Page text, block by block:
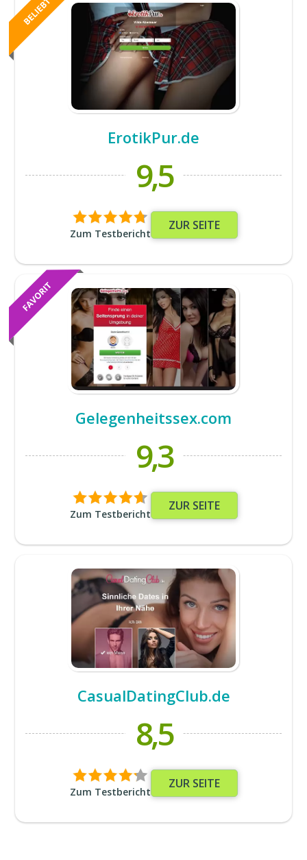
ErotikPur.de
9,5
Zum Testbericht
ZUR SEITE
Gelegenheitssex.com
9,3
Zum Testbericht
ZUR SEITE
CasualDatingClub.de
8,5
Zum Testbericht
ZUR SEITE